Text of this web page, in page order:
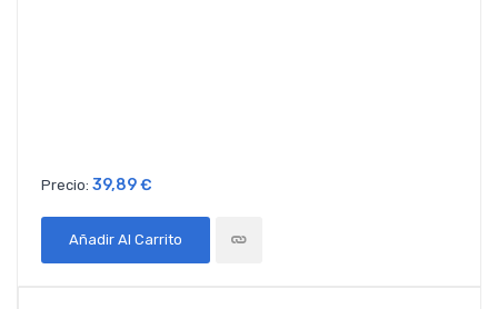
Precio: 39,89 €
Añadir Al Carrito